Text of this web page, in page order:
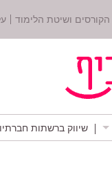
הקורסים ושיטת הלימוד
שיווק ברשתות